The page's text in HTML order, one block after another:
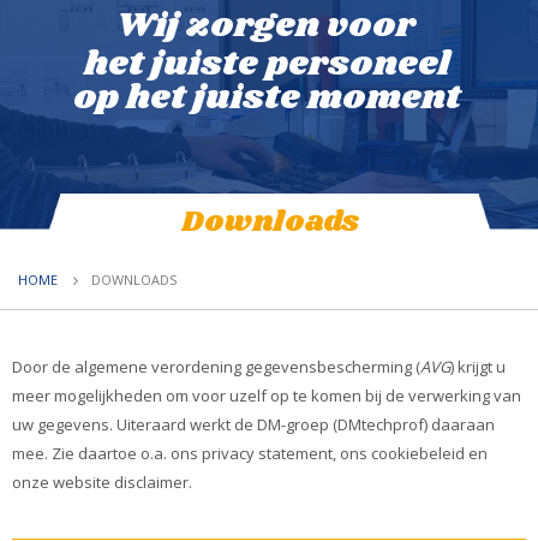
het juiste personeel
op het juiste moment
Downloads
Wij zorgen voor
HOME DOWNLOADS
Door de algemene verordening gegevensbescherming (AVG) krijgt u
meer mogelijkheden om voor uzelf op te komen bij de verwerking van
uw gegevens. Uiteraard werkt de DM-groep (DMtechprof) daaraan
mee. Zie daartoe o.a. ons privacy statement, ons cookiebeleid en
onze website disclaimer.